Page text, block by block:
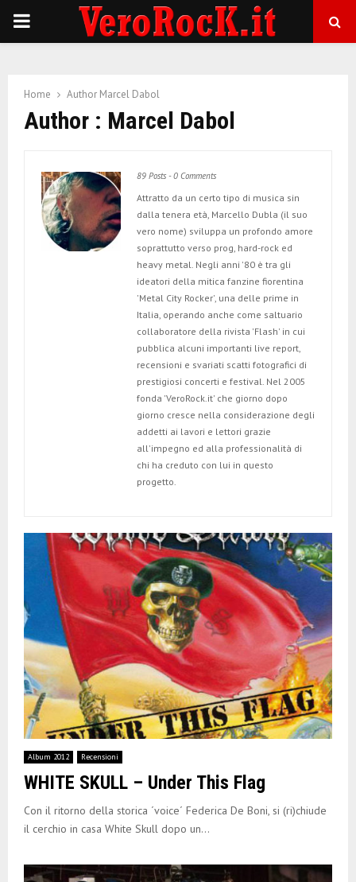
P
Home Author Marcel Dabol
Author : Marcel Dabol
89 Posts -0 Comments
Attratto da un certo tipo di musica sin
dalla tenera età, Marcello Dubla (il suo
vero nome) sviluppa un profondo amore
soprattutto verso prog, hard-rock ed
heavy metal. Negli anni '80 è tra gli
ideatori della mitica fanzine fiorentina
'Metal City Rocker', una delle prime in
Italia, operando anche come saltuario
collaboratore della rivista 'Flash' in cui
pubblica alcuni importanti live report,
recensioni e svariati scatti fotografici di
prestigiosi concerti e festival. Nel 2005
fonda 'VeroRock.it' che giorno dopo
giorno cresce nella considerazione degli
addetti ai lavori e lettori grazie
all'impegno ed alla professionalità di
chi ha creduto con lui in questo
progetto.
Album 2012 Recensioni
WHITE SKULL – Under This Flag
Con il ritorno della storica ´voice´ Federica De Boni, si (ri)chiude
il cerchio in casa White Skull dopo un...